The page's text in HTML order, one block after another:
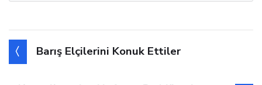
Barış Elçilerini Konuk Ettiler